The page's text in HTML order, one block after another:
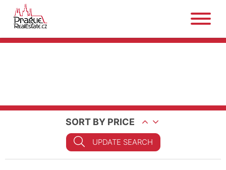
SORT BY PRICE
UPDATE SEARCH